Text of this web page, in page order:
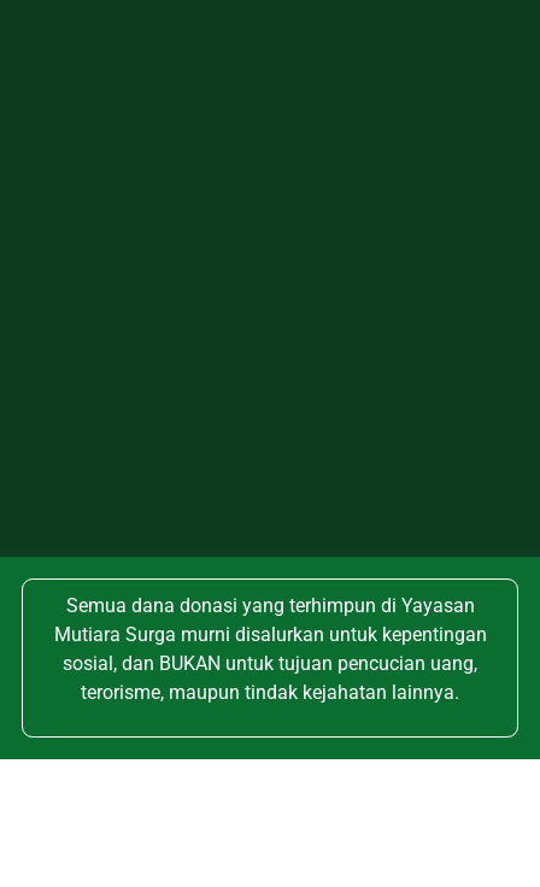
Semua dana donasi yang terhimpun di Yayasan
Mutiara Surga murni disalurkan untuk kepentingan
sosial, dan BUKAN untuk tujuan pencucian uang,
terorisme, maupun tindak kejahatan lainnya.